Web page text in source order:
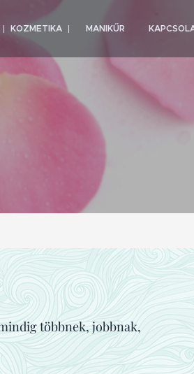
KOZMETIKA MANIKŰR
többnek, jobbnak,